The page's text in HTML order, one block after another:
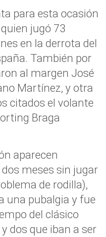
para esta ocasión
jugó 73
en la derrota del
También por
al margen José
Martínez, y otra
citados el volante
Braga
aparecen
meses sin jugar
de rodilla),
una pubalgia y fue
del clásico
dos que iban a ser